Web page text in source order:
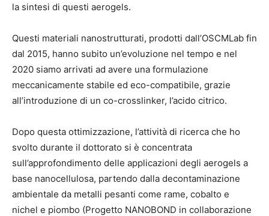
la sintesi di questi aerogels.
Questi materiali nanostrutturati, prodotti dall’OSCMLab fin
dal 2015, hanno subito un’evoluzione nel tempo e nel
2020 siamo arrivati ad avere una formulazione
meccanicamente stabile ed eco-compatibile, grazie
all’introduzione di un co-crosslinker, l’acido citrico.
Dopo questa ottimizzazione, l’attività di ricerca che ho
svolto durante il dottorato si è concentrata
sull’approfondimento delle applicazioni degli aerogels a
base nanocellulosa, partendo dalla decontaminazione
ambientale da metalli pesanti come rame, cobalto e
nichel e piombo (Progetto NANOBOND in collaborazione